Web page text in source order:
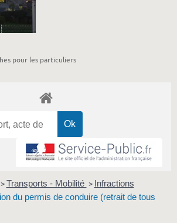
pour les particuliers
> Transports - Mobilité > Infractions
du permis de conduire (retrait de tous